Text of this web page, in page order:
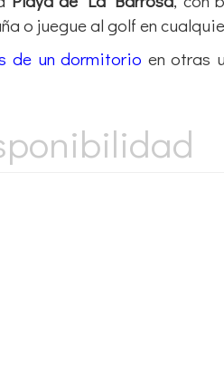
o juegue al golf en
de un dormitorio en otras